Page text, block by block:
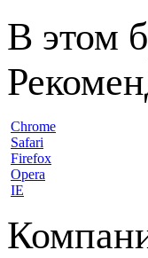
В этом
Chrome
Safari
Firefox
Opera
IE